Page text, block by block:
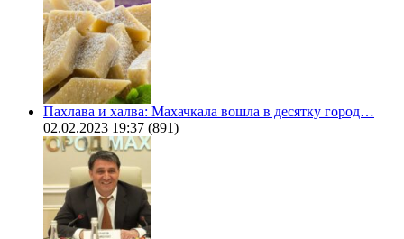
Пахлава и халва: Махачкала вошла в десятку город…
02.02.2023 19:37 (891)